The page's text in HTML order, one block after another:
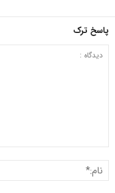
پاسخ ترک